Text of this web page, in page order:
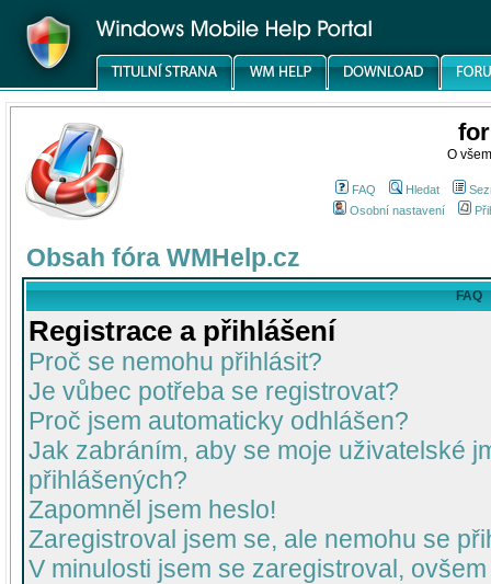
O
FAQ Hledat
Osobní nastavení
Obsah fóra WMHelp.cz
FAQ
Registrace a přihlášení
Proč se nemohu přihlásit?
Je vůbec potřeba se registrovat?
Proč jsem automaticky odhlášen?
Jak zabráním, aby se moje uživatelské
přihlášených?
Zapomněl jsem heslo!
Zaregistroval jsem se, ale nemohu se
V minulosti jsem se zaregistroval,